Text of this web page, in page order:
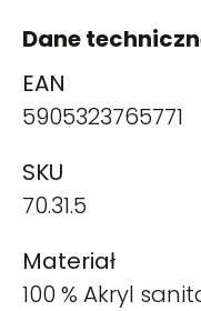
Dane
EAN
5905323765771
SKU
70.31.5
Materiał
100 % Akryl